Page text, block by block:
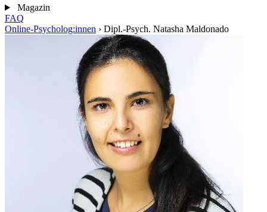
Magazin
FAQ
Online-Psycholog:innen › Dipl.-Psych. Natasha Maldonado